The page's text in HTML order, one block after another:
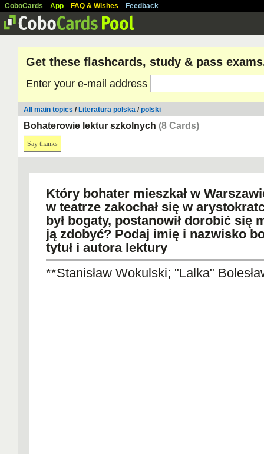
CoboCards App FAQ & Wishes Feedback
Get these flashcards, study & pass
Enter your e-mail address
All main topics / Literatura polska /polski
Bohaterowie lektur szkolnych (8 Cards)
Say thanks
Który bohater mieszkał w
w teatrze zakochał się w
był bogaty, postanowił dorobić się
ją zdobyć? Podaj imię i nazwisko
tytuł i autora lektury
**Stanisław Wokulski; "Lalka"